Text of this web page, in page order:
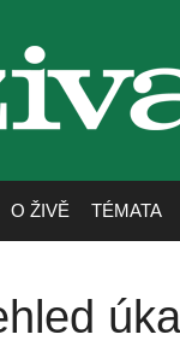
živa
O ŽIVĚ TÉMATA